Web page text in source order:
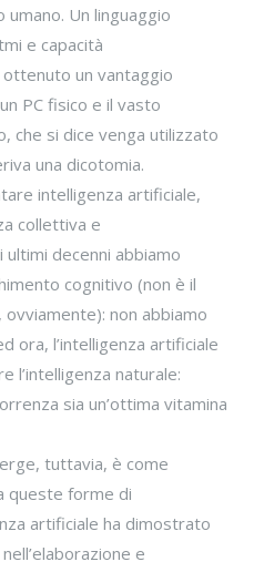
Un linguaggio
e capacità
un vantaggio
PC fisico e il vasto
che si dice venga utilizzato
una dicotomia.
intelligenza artificiale,
collettiva e
decenni abbiamo
cognitivo (non è il
non abbiamo
ora, l’intelligenza artificiale
l’intelligenza naturale:
sia un’ottima vitamina
tuttavia, è come
queste forme di
artificiale ha dimostrato
e